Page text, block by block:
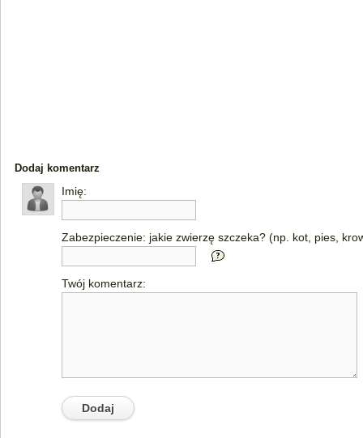
Dodaj komentarz
Imię:
Zabezpieczenie: jakie zwierzę szczeka? (np. kot, pies,
Twój komentarz: